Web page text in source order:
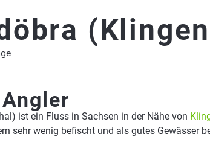
ist ein Fluss in Sachsen in der Nähe von
sehr wenig befischt und als gutes Gewässer